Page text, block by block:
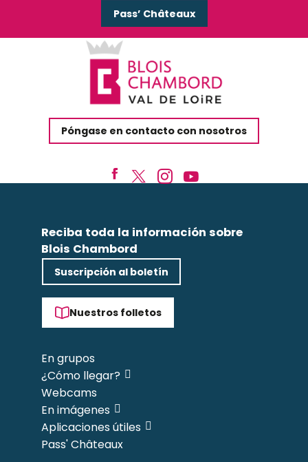
Pass’ Châteaux
Póngase en contacto con nosotros
Reciba toda la información sobre
Blois Chambord
Suscripción al boletín
Nuestros folletos
En grupos
¿Cómo llegar?
Webcams
En imágenes
Aplicaciones útiles
Pass' Châteaux